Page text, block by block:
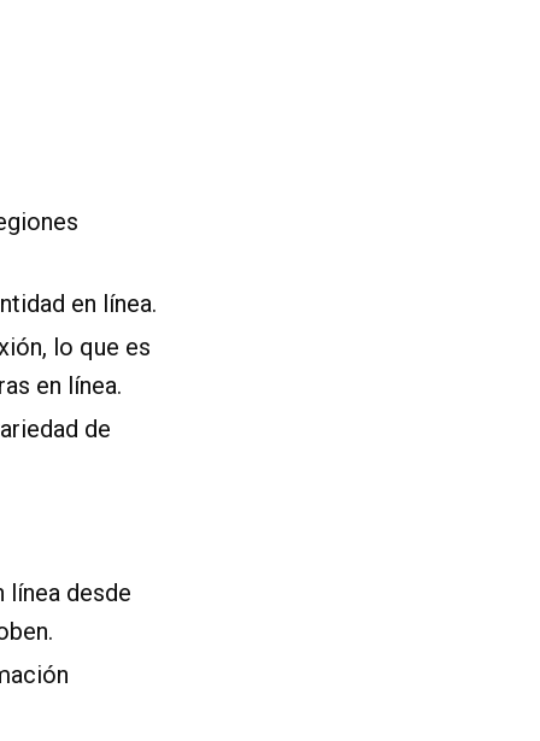
en línea.
lo que es
en línea.
de
línea desde